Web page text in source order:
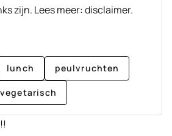
zijn. Lees meer: disclaimer.
lunch peulvruchten
vegetarisch